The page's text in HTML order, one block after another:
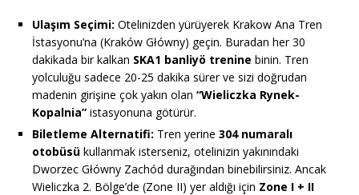
Ulaşım Seçimi: Otelinizden yürüyerek Krakow Ana Tren
İstasyonu’na (Kraków Główny) geçin. Buradan her 30
dakikada bir kalkan SKA1 banliyö trenine binin. Tren
yolculuğu sadece 20-25 dakika sürer ve sizi doğrudan
madenin girişine çok yakın olan “Wieliczka Rynek-
Kopalnia” istasyonuna götürür.
Biletleme Alternatifi: Tren yerine 304 numaralı
otobüsü kullanmak isterseniz, otelinizin yakınındaki
Dworzec Główny Zachód durağından binebilirsiniz. Ancak
Wieliczka 2. Bölge’de (Zone II) yer aldığı için Zone I + II